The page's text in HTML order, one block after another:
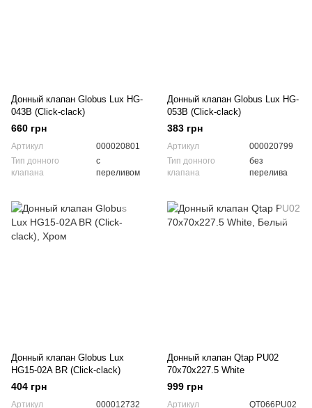
Донный клапан Globus Lux HG-
043B (Click-clack)
660 грн
Артикул
000020801
Тип донного
клапана
с
переливом
Донный клапан Globus Lux HG-
053B (Click-clack)
383 грн
Артикул
000020799
Тип донного
клапана
без
перелива
Донный клапан Globus Lux
HG15-02A BR (Click-clack)
404 грн
Артикул
000012732
Донный клапан Qtap PU02
70х70х227.5 White
999 грн
Артикул
QT066PU02